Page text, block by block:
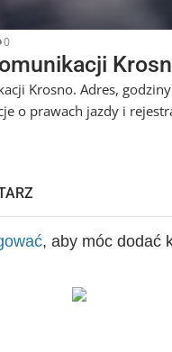
0
Krosno. Adres,
o prawach jazdy i
, aby móc dodać